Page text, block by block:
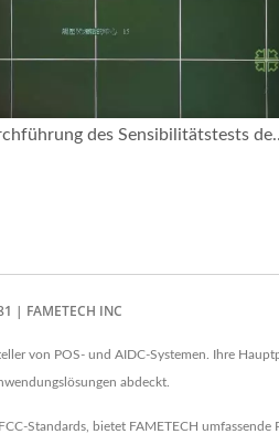
Durchführung des
| FAMETECH INC
von POS- und AIDC-Systemen. Ihre
abdeckt.
Standards, bietet FAMETECH